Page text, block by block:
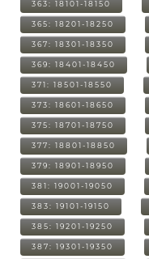
363: 18101-18150
365: 18201-18250
367: 18301-18350
369: 18401-18450
371: 18501-18550
373: 18601-18650
375: 18701-18750
377: 18801-18850
379: 18901-18950
381: 19001-19050
383: 19101-19150
385: 19201-19250
387: 19301-19350